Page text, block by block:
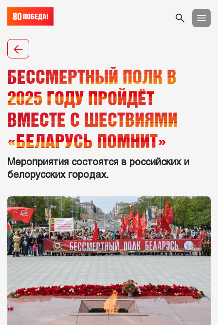
БЕССМЕРТНЫЙ ПОЛК В
2025 ГОДУ ПРОЙДЁТ
ВМЕСТЕ С ШЕСТВИЯМИ
«БЕЛАРУСЬ ПОМНИТ»
Мероприятия состоятся в российских и
белорусских городах.